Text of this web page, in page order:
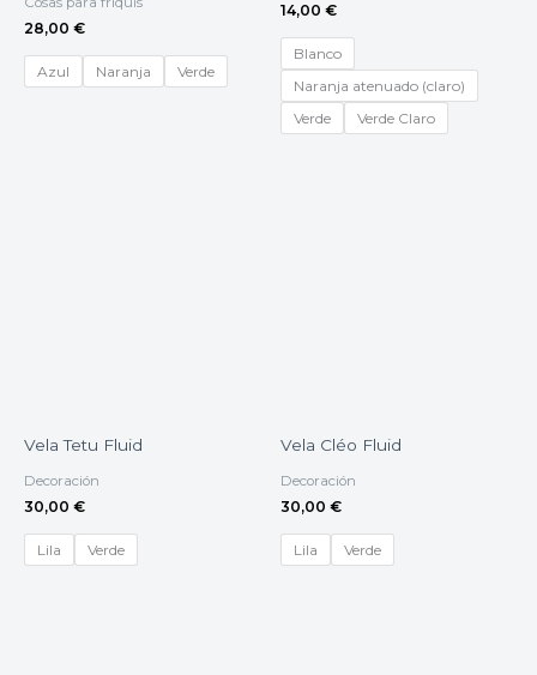
28,00 €
Azul Naranja Verde
14,00 €
Blanco
Naranja atenuado (claro)
Verde
Verde Claro
Vela Tetu Fluid
Decoración
30,00 €
Lila Verde
Vela Cléo Fluid
Decoración
30,00 €
Lila Verde